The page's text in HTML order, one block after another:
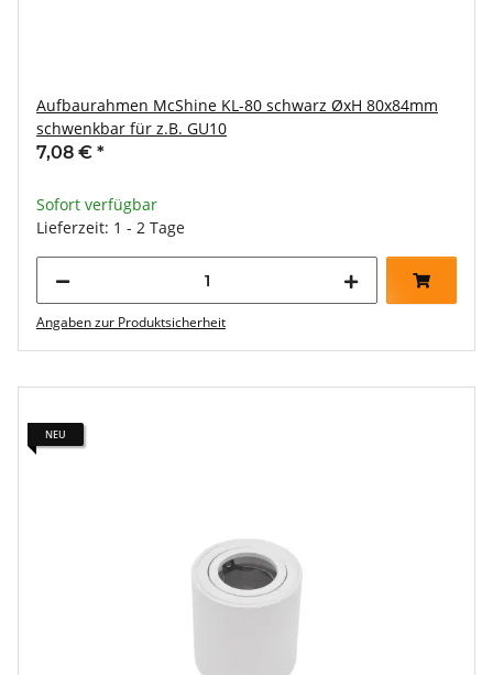
Aufbaurahmen McShine KL-80 schwarz ØxH 80x84mm
schwenkbar für z.B. GU10
7,08 € *
Sofort verfügbar
Lieferzeit: 1 - 2 Tage
Angaben zur Produktsicherheit
NEU